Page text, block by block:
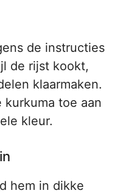
de instructies
de rijst kookt,
klaarmaken.
toe aan
kleur.
hem in dikke